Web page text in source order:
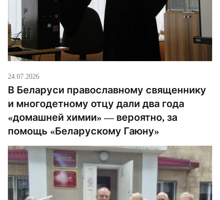
24.07.2026
В Беларуси православному священнику
и многодетному отцу дали два года
«домашней химии» — вероятно, за
помощь «Беларускому Гаюну»